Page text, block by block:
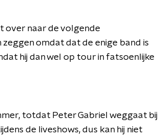
over naar de volgende
omdat dat de enige band is
hij dan wel op tour in fatsoenlijke
totdat Peter Gabriel weggaat bij
de liveshows, dus kan hij niet